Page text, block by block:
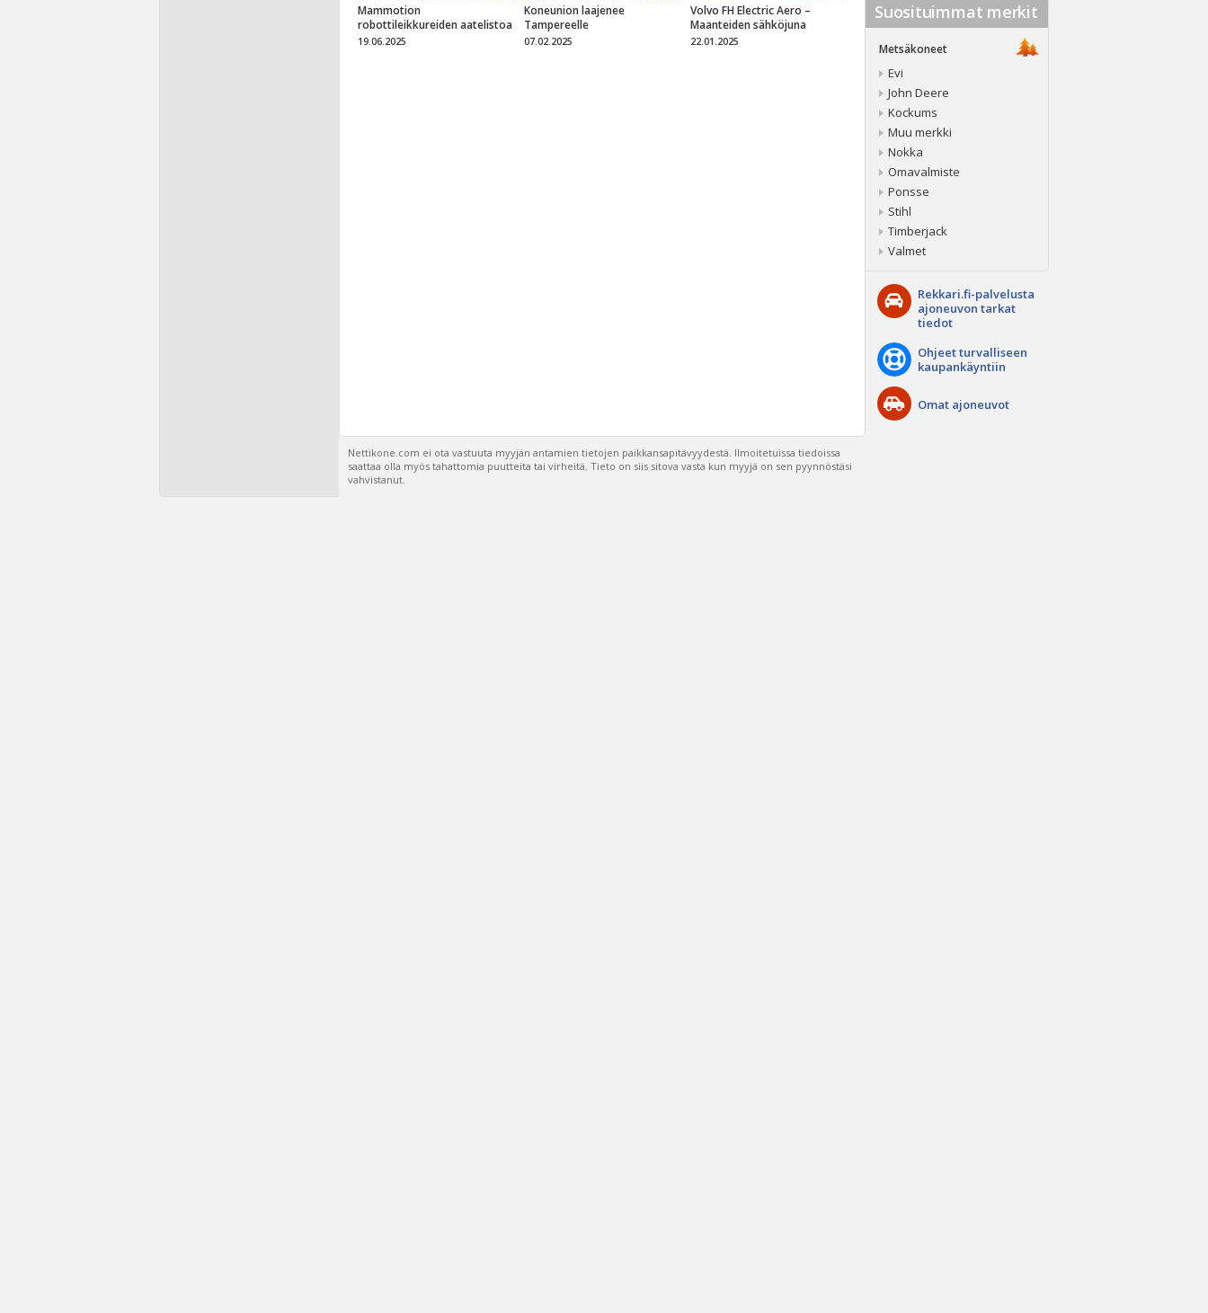
Mammotion
robottileikkureiden aatelistoa
19.06.2025
Koneunion laajenee
Tampereelle
07.02.2025
Volvo FH Electric Aero –
Maanteiden sähköjuna
22.01.2025
Nettikone.com ei ota vastuuta myyjän antamien tietojen paikkansapitävyydestä. Ilmoitetuissa tiedoissa
saattaa olla myös tahattomia puutteita tai virheitä. Tieto on siis sitova vasta kun myyjä on sen pyynnöstäsi
vahvistanut.
Suosituimmat merkit
Metsäkoneet
Evi
John Deere
Kockums
Muu merkki
Nokka
Omavalmiste
Ponsse
Stihl
Timberjack
Valmet
Rekkari.fi-palvelusta
ajoneuvon tarkat
tiedot
Ohjeet turvalliseen
kaupankäyntiin
Omat ajoneuvot